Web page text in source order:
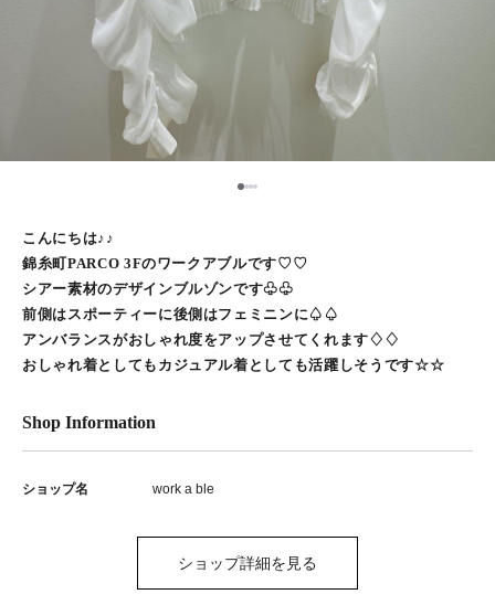
123
こんにちは♪♪
錦糸町PARCO 3Fのワークアブルです♡♡
シアー素材のデザインブルゾンです♧♧
前側はスポーティーに後側はフェミニンに♤♤
アンバランスがおしゃれ度をアップさせてくれます♢♢
おしゃれ着としてもカジュアル着としても活躍しそうです☆☆
Shop Information
ショップ名 work a ble
ショップ詳細を見る